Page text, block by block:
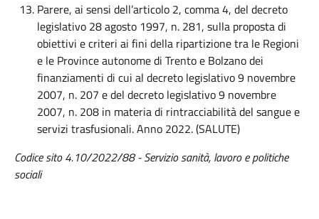
Parere, ai sensi dell’articolo 2, comma 4, del decreto
legislativo 28 agosto 1997, n. 281, sulla proposta di
obiettivi e criteri ai fini della ripartizione tra le Regioni
e le Province autonome di Trento e Bolzano dei
finanziamenti di cui al decreto legislativo 9 novembre
2007, n. 207 e del decreto legislativo 9 novembre
2007, n. 208 in materia di rintracciabilità del sangue e
servizi trasfusionali. Anno 2022. (SALUTE)
Codicesito 4.10/2022/88-Servizio sanità, lavoro e politiche
sociali